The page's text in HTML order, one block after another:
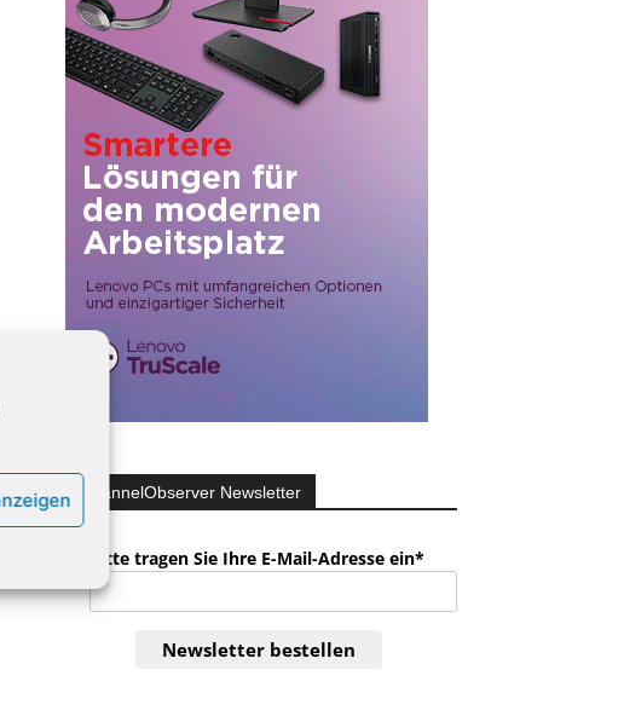
ChannelObserver Newsletter
Bitte tragen Sie Ihre E-Mail-Adresse ein*
Newsletter bestellen